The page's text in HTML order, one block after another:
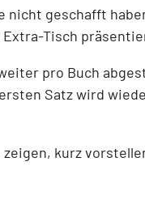
geschafft
Tisch
pro Buch
Satz wird
kurz